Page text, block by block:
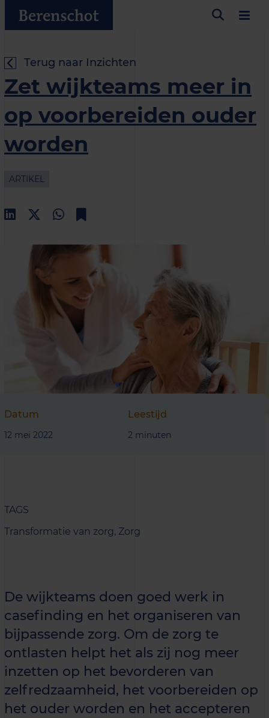
Terug naar Inzichten
Zet wijkteams meer in
op voorbereiden ouder
worden
ARTIKEL
Datum
12 mei 2022
Leestijd
2 minuten
TAGS
Transformatie van zorg, Zorg
De wijkteams doen goed werk in
casefinding en het organiseren van
bijpassende zorg. Om de zorg te
ontlasten helpt het als zij nog meer
inzetten op het bevorderen van
zelfredzaamheid, het voorbereiden op
het ouder worden en het accepteren